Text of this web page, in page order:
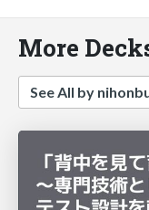
More
See All by